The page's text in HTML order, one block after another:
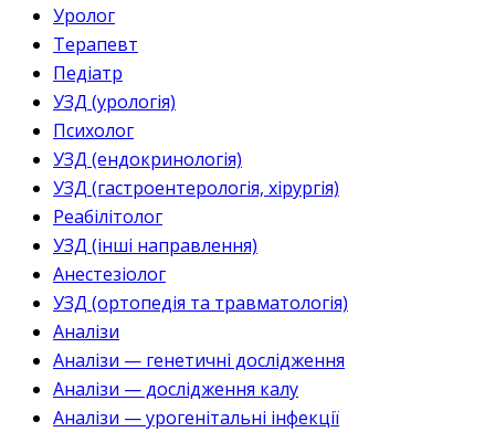
Уролог
Терапевт
Педіатр
УЗД (урологія)
Психолог
УЗД (ендокринологія)
УЗД (гастроентерологія, хірургія)
Реабілітолог
УЗД (інші направлення)
Анестезіолог
УЗД (ортопедія та травматологія)
Аналізи
Аналізи — генетичні дослідження
Аналізи — дослідження калу
Аналізи — урогенітальні інфекції